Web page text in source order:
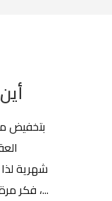
شهرية
، فكر مرة أخرى وأعد النظر في الأمر من خلال إلقاء نظرة...